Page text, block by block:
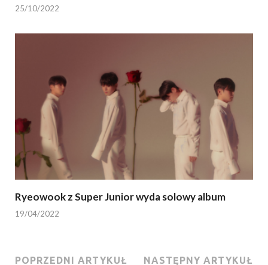
25/10/2022
Ryeowook z Super Junior wyda solowy album
19/04/2022
POPRZEDNI ARTYKUŁ NASTĘPNY ARTYKUŁ